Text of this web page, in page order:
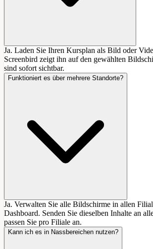
Ja. Laden Sie Ihren Kursplan als Bild oder
Screenbird zeigt ihn auf den gewählten
sind sofort sichtbar.
Funktioniert es über mehrere Standorte?
Ja. Verwalten Sie alle Bildschirme in allen
Dashboard. Senden Sie dieselben Inhalte an
passen Sie pro Filiale an.
Kann ich es in Nassbereichen nutzen?